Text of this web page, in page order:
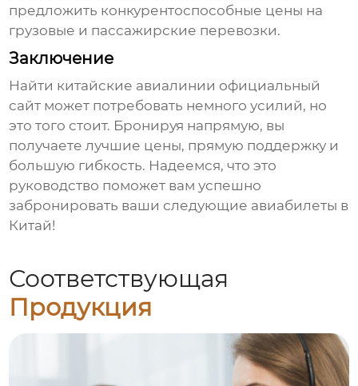
предложить конкурентоспособные цены на
грузовые и пассажирские перевозки.
Заключение
Найти китайские авиалинии официальный
сайт может потребовать немного усилий, но
это того стоит. Бронируя напрямую, вы
получаете лучшие цены, прямую поддержку и
большую гибкость. Надеемся, что это
руководство поможет вам успешно
забронировать ваши следующие авиабилеты в
Китай!
Соответствующая
Продукция